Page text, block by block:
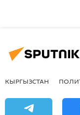
КЫРГЫЗСТАН